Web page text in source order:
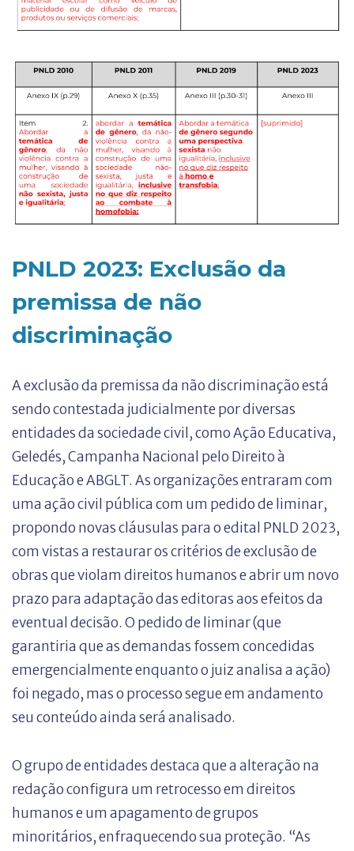
PNLD 2023: Exclusão da
premissa de não
discriminação
A exclusão da premissa da não discriminação está
sendo contestada judicialmente por diversas
entidades da sociedade civil, como Ação Educativa,
Geledés, Campanha Nacional pelo Direito à
Educação e ABGLT. As organizações entraram com
uma ação civil pública com um pedido de liminar,
propondo novas cláusulas para o edital PNLD 2023,
com vistas a restaurar os critérios de exclusão de
obras que violam direitos humanos e abrir um novo
prazo para adaptação das editoras aos efeitos da
eventual decisão. O pedido de liminar (que
garantiria que as demandas fossem concedidas
emergencialmente enquanto o juiz analisa a ação)
foi negado, mas o processo segue em andamento
seu conteúdo ainda será analisado.
O grupo de entidades destaca que a alteração na
redação configura um retrocesso em direitos
humanos e um apagamento de grupos
minoritários, enfraquecendo sua proteção. “As